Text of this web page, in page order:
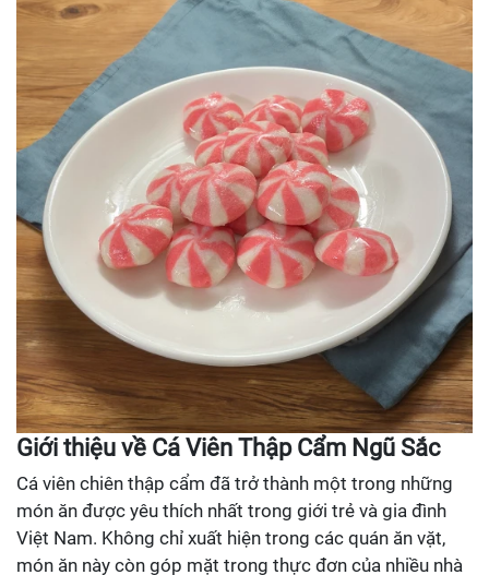
Giới thiệu về Cá Viên Thập Cẩm Ngũ Sắc
Cá viên chiên thập cẩm đã trở thành một trong những
món ăn được yêu thích nhất trong giới trẻ và gia đình
Việt Nam. Không chỉ xuất hiện trong các quán ăn vặt,
món ăn này còn góp mặt trong thực đơn của nhiều nhà